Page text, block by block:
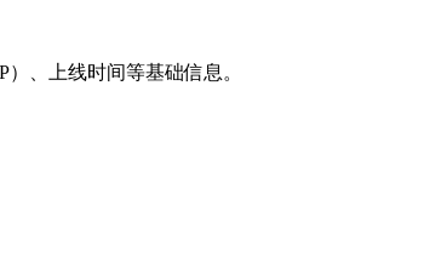
、上线时间等基础信息。